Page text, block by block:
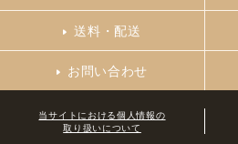
送料・配送
お問い合わせ
当サイトにおける個人情報の
取り扱いについて